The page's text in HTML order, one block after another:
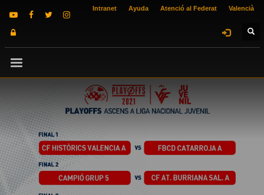
Intranet Ayuda Atenció al Federat Valencià